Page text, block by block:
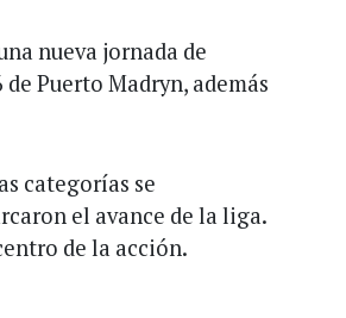
nueva jornada de
de Puerto Madryn, además
categorías se
el avance de la liga.
de la acción.